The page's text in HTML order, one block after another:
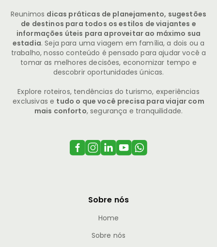
Reunimos dicas práticas de planejamento, sugestões
de destinos para todos os estilos de viajantes e
informações úteis para aproveitar ao máximo sua
estadia. Seja para uma viagem em família, a dois ou a
trabalho, nosso conteúdo é pensado para ajudar você a
tomar as melhores decisões, economizar tempo e
descobrir oportunidades únicas.
Explore roteiros, tendências do turismo, experiências
exclusivas e tudo o que você precisa para viajar com
mais conforto, segurança e tranquilidade.
Sobre nós
Home
Sobre nós